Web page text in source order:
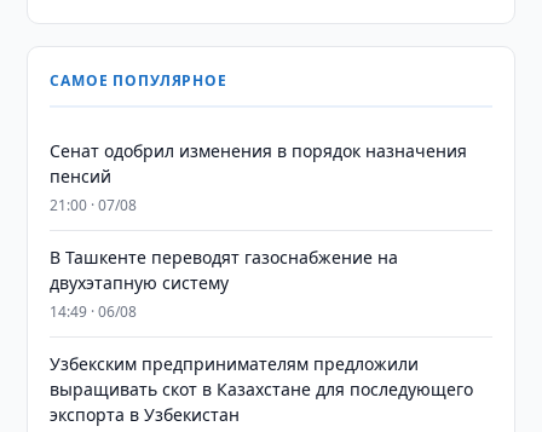
САМОЕ ПОПУЛЯРНОЕ
Сенат одобрил изменения в порядок назначения
пенсий
21:00 · 07/08
В Ташкенте переводят газоснабжение на
двухэтапную систему
14:49 · 06/08
Узбекским предпринимателям предложили
выращивать скот в Казахстане для последующего
экспорта в Узбекистан